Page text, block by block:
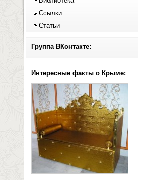
Ссылки
Статьи
Группа ВКонтакте:
Интересные факты о Крыме: